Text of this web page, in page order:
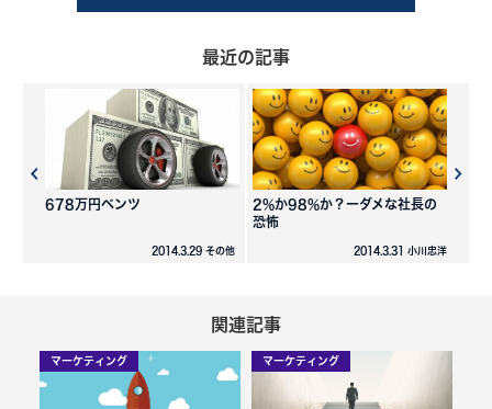
最近の記事
678万円ベンツ
2014.3.29 その他
2%か98%か？ーダメな社長の
恐怖
2014.3.31 小川忠洋
関連記事
マーケティング マーケティング